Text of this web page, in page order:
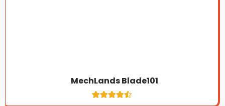
MechLands Blade101